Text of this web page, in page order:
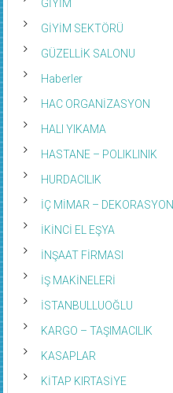
GİYİM
GİYİM SEKTÖRÜ
GÜZELLİK SALONU
Haberler
HAC ORGANİZASYON
HALI YIKAMA
HASTANE – POLIKLINIK
HURDACILIK
İÇ MİMAR – DEKORASYON
İKİNCİ EL EŞYA
İNŞAAT FİRMASI
İŞ MAKİNELERİ
İSTANBULLUOĞLU
KARGO – TAŞIMACILIK
KASAPLAR
KİTAP KIRTASİYE